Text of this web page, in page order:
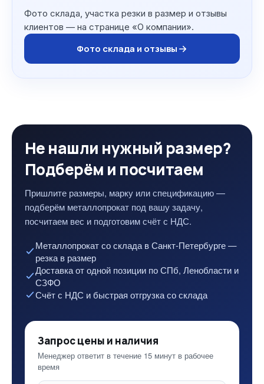
Фото склада, участка резки в размер и отзывы
клиентов — на странице «О компании».
Фото склада и отзывы
Не нашли нужный размер?
Подберём и посчитаем
Пришлите размеры, марку или спецификацию —
подберём металлопрокат под вашу задачу,
посчитаем вес и подготовим счёт с НДС.
Металлопрокат со склада в Санкт-Петербурге —
резка в размер
Доставка от одной позиции по СПб, Ленобласти и
СЗФО
Счёт с НДС и быстрая отгрузка со склада
Запрос цены и наличия
Менеджер ответит в течение 15 минут в рабочее
время